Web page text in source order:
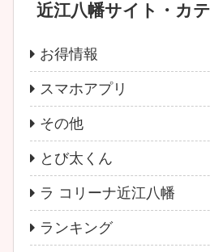
近江八幡サイト・カ
お得情報
スマホアプリ
その他
とび太くん
ラ コリーナ近江八幡
ランキング